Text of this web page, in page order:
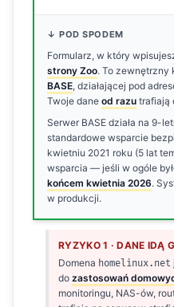
↓ POD SPODEM
Formularz, w który
strony Zoo. To zewnętrzny
BASE, działającej pod
Twoje dane od razu trafiają
Serwer BASE działa na 9-
standardowe wsparcie
kwietniu 2021 roku (5 lat
wsparcia — jeśli w ogóle
końcem kwietnia 2026.
w produkcji.
RYZYKO 1 · DANE IDĄ
Domena homelinux.net
do zastosowań
monitoringu, NAS-ów,